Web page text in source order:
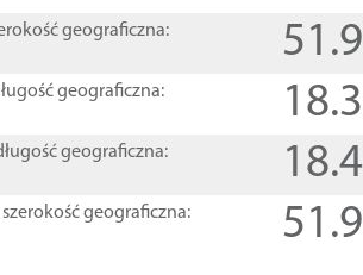
geograficzna:
geograficzna:
geograficzna:
geograficzna: